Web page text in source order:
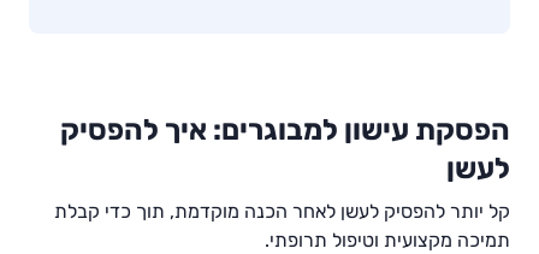
הפסקת עישון למבוגרים: איך להפסיק
לעשן
קל יותר להפסיק לעשן לאחר הכנה מוקדמת, תוך כדי קבלת
תמיכה מקצועית וטיפול תרופתי.